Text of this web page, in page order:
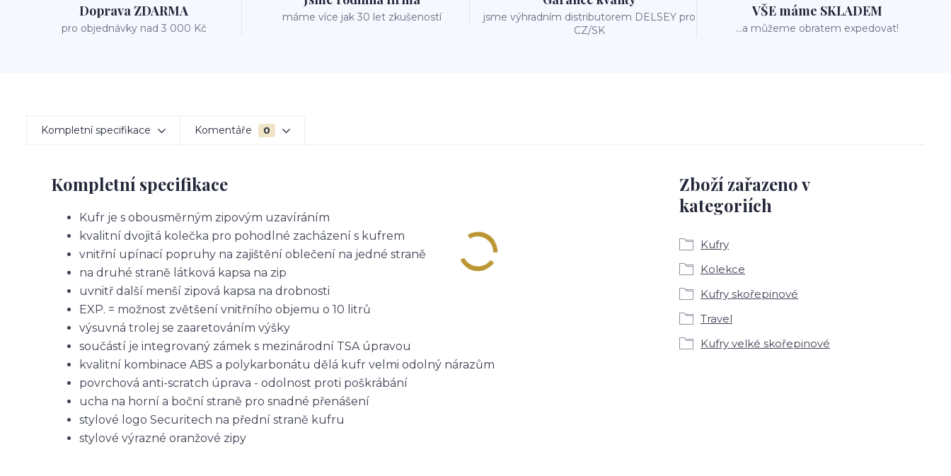
Doprava ZDARMA
pro objednávky nad 3 000 Kč
máme více jak 30 let zkušeností
jsme výhradním distributorem DELSEY pro
CZ/SK
VŠE máme SKLADEM
...a můžeme obratem expedovat!
Kompletní specifikace Komentáře 0
Kompletní specifikace
Kufr je s obousměrným zipovým uzavíráním
kvalitní dvojitá kolečka pro pohodlné zacházení s kufrem
vnitřní upínací popruhy na zajištění oblečení na jedné straně
na druhé straně látková kapsa na zip
uvnitř další menší zipová kapsa na drobnosti
EXP. = možnost zvětšení vnitřního objemu o 10 litrů
výsuvná trolej se zaaretováním výšky
součástí je integrovaný zámek s mezinárodní TSA úpravou
kvalitní kombinace ABS a polykarbonátu dělá kufr velmi odolný nárazům
povrchová anti-scratch úprava - odolnost proti poškrábání
ucha na horní a boční straně pro snadné přenášení
stylové logo Securitech na přední straně kufru
stylové výrazné oranžové zipy
Zboží zařazeno v
kategoriích
Kufry
Kolekce
Kufry skořepinové
Travel
Kufry velké skořepinové